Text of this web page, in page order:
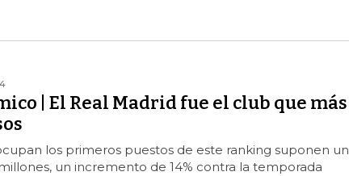
| El Real Madrid fue el club que más
los primeros puestos de este ranking suponen un
un incremento de 14% contra la temporada